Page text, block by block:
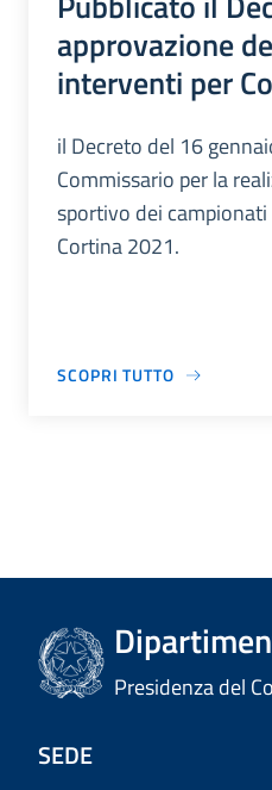
approvazione
interventi per
il Decreto del 16
Commissario per la
sportivo dei
Cortina 2021.
SCOPRI TUTTO
Presidenza del
SEDE